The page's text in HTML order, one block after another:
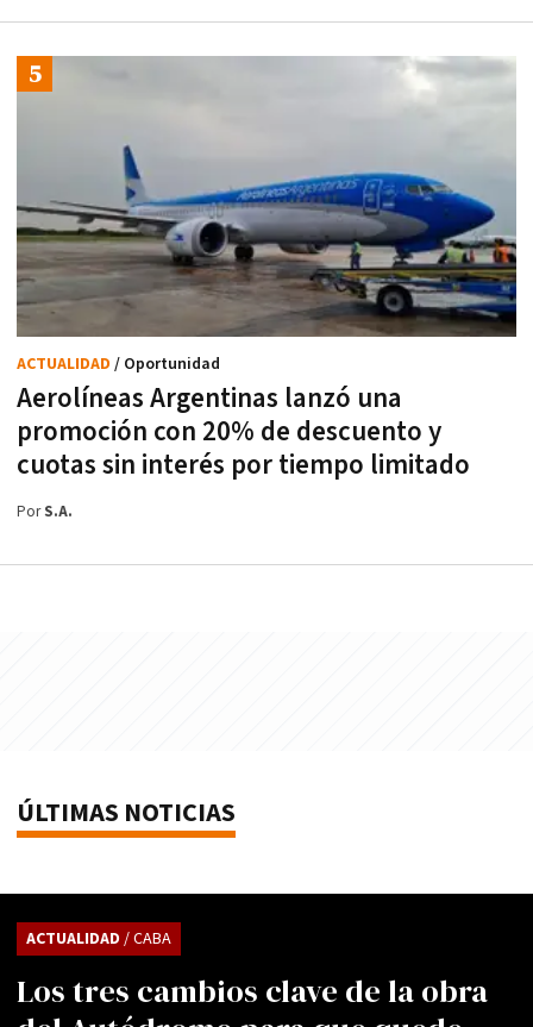
Aerolíneas Argentinas lanzó una
promoción con 20% de descuento y
cuotas sin interés por tiempo limitado
ACTUALIDAD / Oportunidad
PorS.A.
ÚLTIMAS NOTICIAS
Los tres cambios clave de la obra
ACTUALIDAD / CABA